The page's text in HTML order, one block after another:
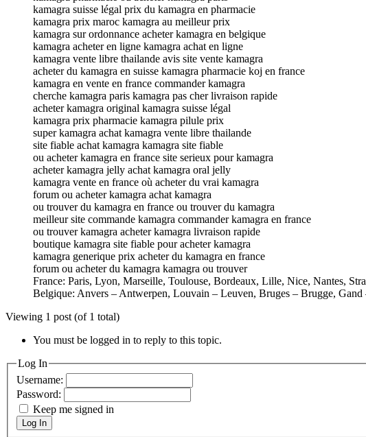
kamagra suisse légal prix du kamagra en pharmacie
kamagra prix maroc kamagra au meilleur prix
kamagra sur ordonnance acheter kamagra en belgique
kamagra acheter en ligne kamagra achat en ligne
kamagra vente libre thailande avis site vente kamagra
acheter du kamagra en suisse kamagra pharmacie koj en france
kamagra en vente en france commander kamagra
cherche kamagra paris kamagra pas cher livraison rapide
acheter kamagra original kamagra suisse légal
kamagra prix pharmacie kamagra pilule prix
super kamagra achat kamagra vente libre thailande
site fiable achat kamagra kamagra site fiable
ou acheter kamagra en france site serieux pour kamagra
acheter kamagra jelly achat kamagra oral jelly
kamagra vente en france où acheter du vrai kamagra
forum ou acheter kamagra achat kamagra
ou trouver du kamagra en france ou trouver du kamagra
meilleur site commande kamagra commander kamagra en france
ou trouver kamagra acheter kamagra livraison rapide
boutique kamagra site fiable pour acheter kamagra
kamagra generique prix acheter du kamagra en france
forum ou acheter du kamagra kamagra ou trouver
France: Paris, Lyon, Marseille, Toulouse, Bordeaux, Lille, Nice, Nantes,
Belgique: Anvers – Antwerpen, Louvain – Leuven, Bruges – Brugge,
Viewing 1 post (of 1 total)
You must be logged in to reply to this topic.
Log In
Username:
Password:
Keep me signed in
Log In